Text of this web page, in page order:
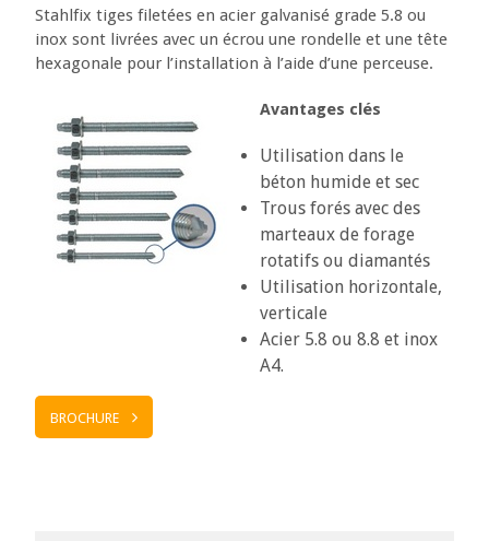
Stahlfix tiges filetées en acier galvanisé grade 5.8 ou
inox sont livrées avec un écrou une rondelle et une tête
hexagonale pour l’installation à l’aide d’une perceuse.
Avantages clés
Utilisation dans le
béton humide et sec
Trous forés avec des
marteaux de forage
rotatifs ou diamantés
Utilisation horizontale,
verticale
Acier 5.8 ou 8.8 et inox
A4.
BROCHURE